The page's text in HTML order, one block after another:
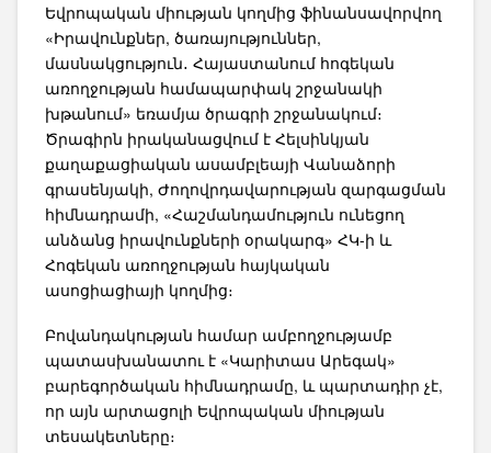
Եվրոպական միության կողմից ֆինանսավորվող
«Իրավունքներ, ծառայություններ,
մասնակցություն․ Հայաստանում հոգեկան
առողջության համապարփակ շրջանակի
խթանում» եռամյա ծրագրի շրջանակում։
Ծրագիրն իրականացվում է Հելսինկյան
քաղաքացիական ասամբլեայի Վանաձորի
գրասենյակի, Ժողովրդավարության զարգացման
հիմնադրամի, «Հաշմանդամություն ունեցող
անձանց իրավունքների օրակարգ» ՀԿ-ի և
Հոգեկան առողջության հայկական
ասոցիացիայի կողմից։
Բովանդակության համար ամբողջությամբ
պատասխանատու է «Կարիտաս Արեգակ»
բարեգործական հիմնադրամը, և պարտադիր չէ,
որ այն արտացոլի Եվրոպական միության
տեսակետները։